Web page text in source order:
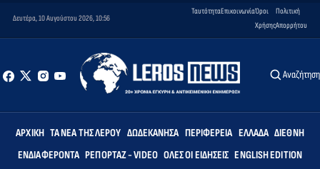
Δευτέρα, 10 Αυγούστου 2026, 10:56
ΤαυτότηταΕπικοινωνίαΌροι
Χρήσης
Πολιτική
Απορρήτου
Αναζήτηση
ΑΡΧΙΚΉ ΤΑ ΝΈΑ ΤΗΣ ΛΈΡΟΥ ΔΩΔΕΚΆΝΗΣΑ ΠΕΡΙΦΈΡΕΙΑ ΕΛΛΆΔΑ ΔΙΕΘΝΉ
ΕΝΔΙΑΦΈΡΟΝΤΑ ΡΕΠΟΡΤΆΖ - VIDEO ΌΛΕΣ ΟΙ ΕΙΔΉΣΕΙΣ ENGLISH EDITION